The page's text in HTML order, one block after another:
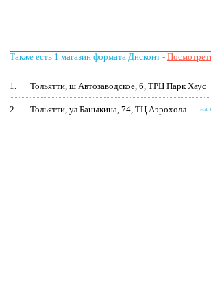
Также есть 1 магазин формата Дисконт -
1. Тольятти, ш Автозаводское, 6, ТРЦ Парк Хаус
2. Тольятти, ул Баныкина, 74, ТЦ Аэрохолл на